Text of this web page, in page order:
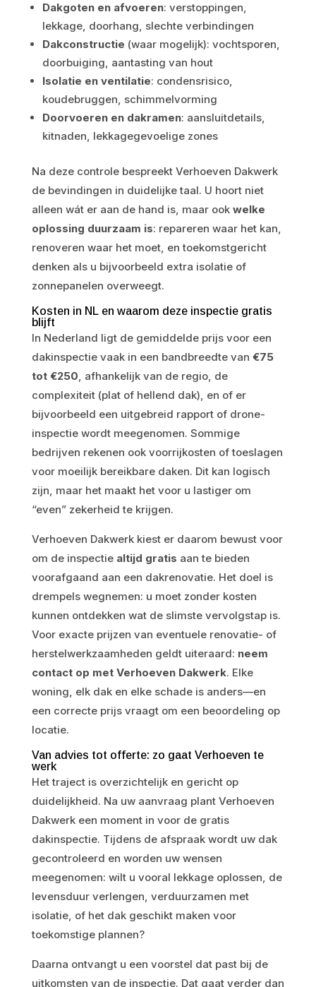
Dakgoten en afvoeren: verstoppingen,
lekkage, doorhang, slechte verbindingen
Dakconstructie (waar mogelijk): vochtsporen,
doorbuiging, aantasting van hout
Isolatie en ventilatie: condensrisico,
koudebruggen, schimmelvorming
Doorvoeren en dakramen: aansluitdetails,
kitnaden, lekkagegevoelige zones
Na deze controle bespreekt Verhoeven Dakwerk
de bevindingen in duidelijke taal. U hoort niet
alleen wát er aan de hand is, maar ook welke
oplossing duurzaam is: repareren waar het kan,
renoveren waar het moet, en toekomstgericht
denken als u bijvoorbeeld extra isolatie of
zonnepanelen overweegt.
Kosten in NL en waarom deze inspectie gratis
blijft
In Nederland ligt de gemiddelde prijs voor een
dakinspectie vaak in een bandbreedte van €75
tot €250, afhankelijk van de regio, de
complexiteit (plat of hellend dak), en of er
bijvoorbeeld een uitgebreid rapport of drone-
inspectie wordt meegenomen. Sommige
bedrijven rekenen ook voorrijkosten of toeslagen
voor moeilijk bereikbare daken. Dit kan logisch
zijn, maar het maakt het voor u lastiger om
“even” zekerheid te krijgen.
Verhoeven Dakwerk kiest er daarom bewust voor
om de inspectie altijd gratis aan te bieden
voorafgaand aan een dakrenovatie. Het doel is
drempels wegnemen: u moet zonder kosten
kunnen ontdekken wat de slimste vervolgstap is.
Voor exacte prijzen van eventuele renovatie- of
herstelwerkzaamheden geldt uiteraard: neem
contact op met Verhoeven Dakwerk. Elke
woning, elk dak en elke schade is anders—en
een correcte prijs vraagt om een beoordeling op
locatie.
Van advies tot offerte: zo gaat Verhoeven te
werk
Het traject is overzichtelijk en gericht op
duidelijkheid. Na uw aanvraag plant Verhoeven
Dakwerk een moment in voor de gratis
dakinspectie. Tijdens de afspraak wordt uw dak
gecontroleerd en worden uw wensen
meegenomen: wilt u vooral lekkage oplossen, de
levensduur verlengen, verduurzamen met
isolatie, of het dak geschikt maken voor
toekomstige plannen?
Daarna ontvangt u een voorstel dat past bij de
uitkomsten van de inspectie. Dat gaat verder dan